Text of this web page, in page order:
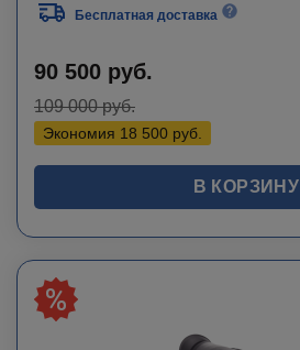
Бесплатная доставка
90 500 руб.
109 000руб.
Экономия 18 500 руб.
В КОРЗИНУ